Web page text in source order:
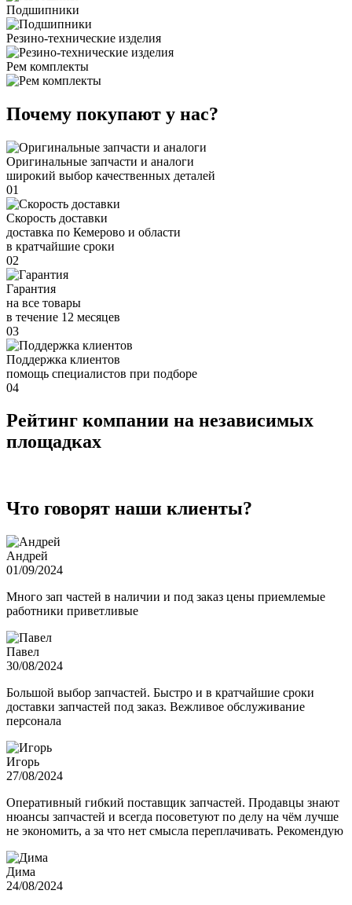
Подшипники
Резино-технические изделия
Рем комплекты
Почему покупают у нас?
Оригинальные запчасти и аналоги
широкий выбор качественных деталей
01
Скорость доставки
доставка по Кемерово и области
в кратчайшие сроки
02
Гарантия
на все товары
в течение 12 месяцев
03
Поддержка клиентов
помощь специалистов при подборе
04
Рейтинг компании на независимых
площадках
Что говорят наши клиенты?
Андрей
01/09/2024
Много зап частей в наличии и под заказ цены приемлемые
работники приветливые
Павел
30/08/2024
Большой выбор запчастей. Быстро и в кратчайшие сроки
доставки запчастей под заказ. Вежливое обслуживание
персонала
Игорь
27/08/2024
Оперативный гибкий поставщик запчастей. Продавцы знают
нюансы запчастей и всегда посоветуют по делу на чём лучше
не экономить, а за что нет смысла переплачивать. Рекомендую
Дима
24/08/2024